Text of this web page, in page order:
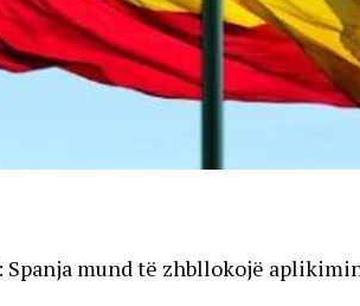
mund të zhbllokojë